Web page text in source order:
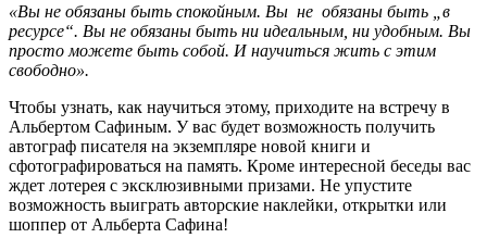
«Вы не обязаны быть спокойным. Вы не обязаны быть „в
ресурсе“. Вы не обязаны быть ни идеальным, ни удобным. Вы
просто можете быть собой. И научиться жить с этим
свободно».
Чтобы узнать, как научиться этому, приходите на встречу в
Альбертом Сафиным. У вас будет возможность получить
автограф писателя на экземпляре новой книги и
сфотографироваться на память. Кроме интересной беседы вас
ждет лотерея с эксклюзивными призами. Не упустите
возможность выиграть авторские наклейки, открытки или
шоппер от Альберта Сафина!